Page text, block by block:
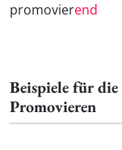
promovierend
Beispiele für
Promovieren